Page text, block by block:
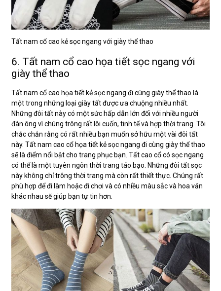
Tất nam cổ cao kẻ sọc ngang với giày thể thao
6. Tất nam cổ cao họa tiết sọc ngang với
giày thể thao
Tất nam cổ cao họa tiết kẻ sọc ngang đi cùng giày thể thao là
một trong những loại giày tất được ưa chuộng nhiều nhất.
Những đôi tất này có một sức hấp dẫn lớn đối với nhiều người
đàn ông vì chúng trông rất lôi cuốn, tinh tế và hợp thời trang. Tôi
chắc chắn rằng có rất nhiều bạn muốn sở hữu một vài đôi tất
này. Tất nam cao cổ họa tiết kẻ sọc ngang đi cùng giày thể thao
sẽ là điểm nổi bật cho trang phục bạn. Tất cao cổ có sọc ngang
có thể là một tuyên ngôn thời trang táo bạo. Những đôi tất sọc
này không chỉ trông thời trang mà còn rất thiết thực. Chúng rất
phù hợp để đi làm hoặc đi chơi và có nhiều màu sắc và hoa văn
khác nhau sẽ giúp bạn tự tin hơn.